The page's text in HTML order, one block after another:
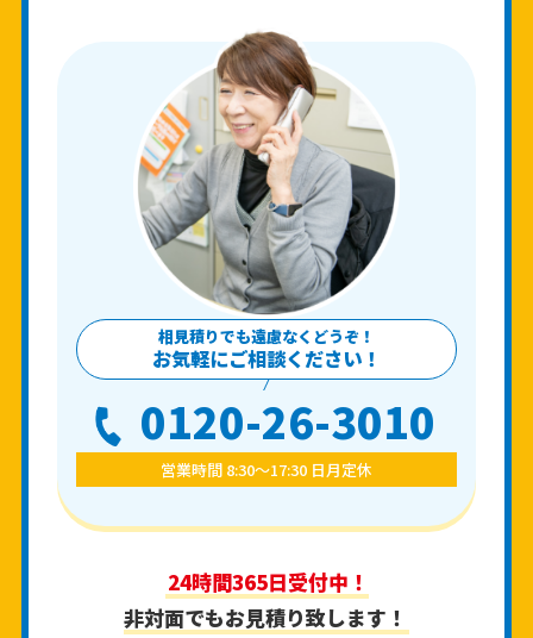
相見積りでも遠慮なくどうぞ！
お気軽にご相談ください！
0120-26-3010
営業時間 8:30〜17:30 日月定休
24時間365日受付中！
非対面でもお見積り致します！